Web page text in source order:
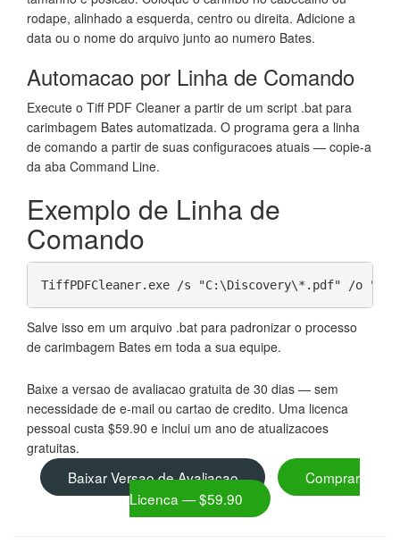
rodape, alinhado a esquerda, centro ou direita. Adicione a
data ou o nome do arquivo junto ao numero Bates.
Automacao por Linha de Comando
Execute o Tiff PDF Cleaner a partir de um script .bat para
carimbagem Bates automatizada. O programa gera a linha
de comando a partir de suas configuracoes atuais — copie-a
da aba Command Line.
Exemplo de Linha de
Comando
TiffPDFCleaner.exe /s "C:\Discovery\*.pdf" /o
Salve isso em um arquivo .bat para padronizar o processo
de carimbagem Bates em toda a sua equipe.
Baixe a versao de avaliacao gratuita de 30 dias — sem
necessidade de e-mail ou cartao de credito. Uma licenca
pessoal custa $59.90 e inclui um ano de atualizacoes
gratuitas.
Baixar Versao de Avaliacao
Comprar
Licenca — $59.90